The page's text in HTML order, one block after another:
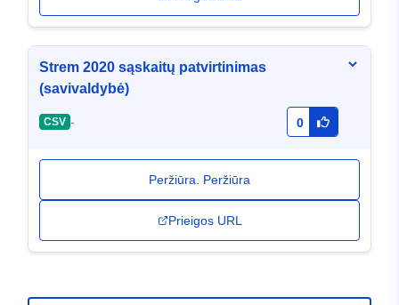
Strem 2020 sąskaitų patvirtinimas
(savivaldybė)
CSV - 0
Peržiūra. Peržiūra
Prieigos URL